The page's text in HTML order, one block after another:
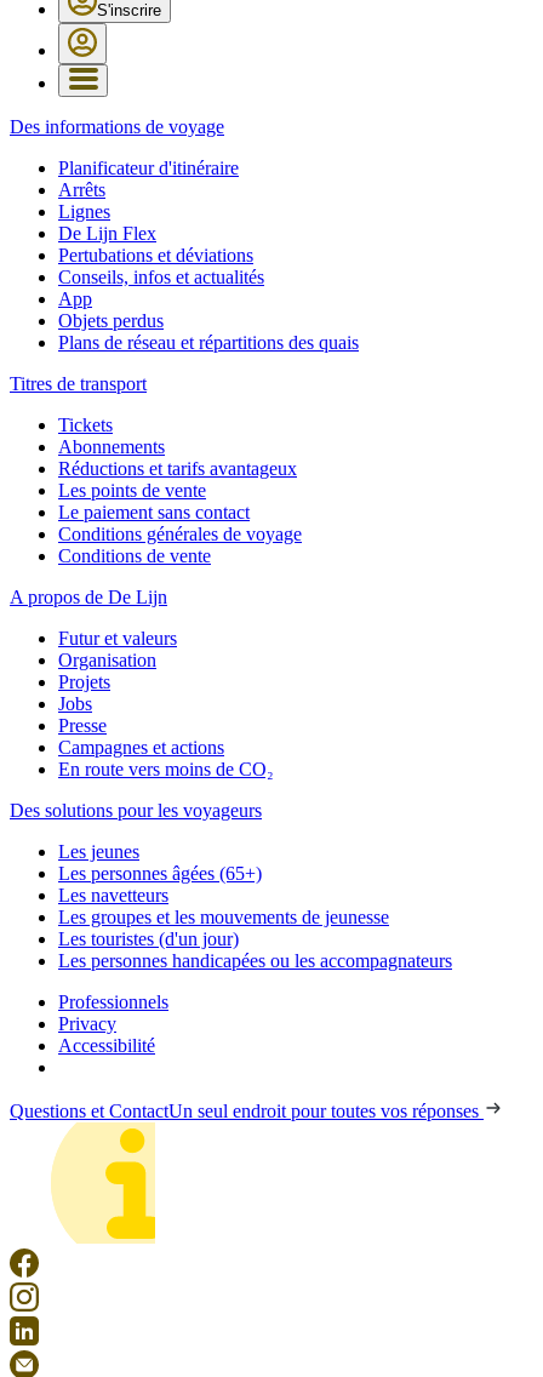
S'inscrire
Des informations de voyage
Planificateur d'itinéraire
Arrêts
Lignes
De Lijn Flex
Pertubations et déviations
Conseils, infos et actualités
App
Objets perdus
Plans de réseau et répartitions des quais
Titres de transport
Tickets
Abonnements
Réductions et tarifs avantageux
Les points de vente
Le paiement sans contact
Conditions générales de voyage
Conditions de vente
A propos de De Lijn
Futur et valeurs
Organisation
Projets
Jobs
Presse
Campagnes et actions
En route vers moins de CO₂
Des solutions pour les voyageurs
Les jeunes
Les personnes âgées (65+)
Les navetteurs
Les groupes et les mouvements de jeunesse
Les touristes (d'un jour)
Les personnes handicapées ou les accompagnateurs
Professionnels
Privacy
Accessibilité
Questions et ContactUn seul endroit pour toutes vos réponses